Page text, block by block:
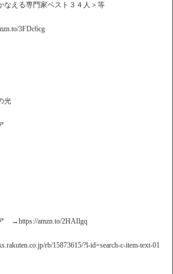
なえる専門家ベスト３４人＞等
3FDc6cg
光
→https://amzn.to/2HAIlgq
rb/15873615/?l-id=search-c-item-text-01